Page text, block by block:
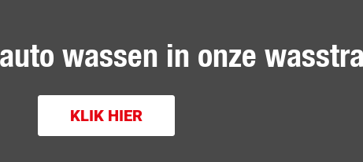
wassen in onze
KLIK HIER